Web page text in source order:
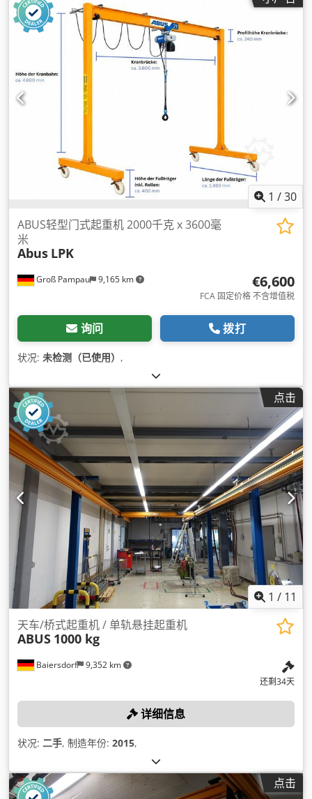
1 /30
Groß Pampau 9,165 km
ABUS轻型门式起重机 2000千克 x 3600毫
米
Abus LPK
€6,600
FCA 固定价格 不含增值税
询问 拨打
状况: 未检测（已使用） ,
点击
1 / 11
Baiersdorf 9,352 km
天车/桥式起重机 / 单轨悬挂起重机
ABUS 1000 kg
还剩34天
详细信息
状况: 二手, 制造年份: 2015,
点击